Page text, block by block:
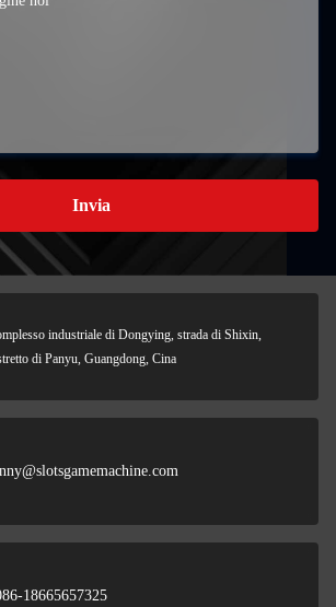
Invia
industriale di Dongying, strada di Shixin,
di Panyu, Guangdong, Cina
18665657325